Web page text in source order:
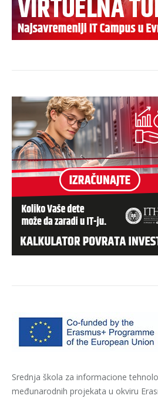
Srednja škola za informacione
međunarodnih projekata u okviru